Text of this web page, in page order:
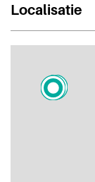
Localisatie